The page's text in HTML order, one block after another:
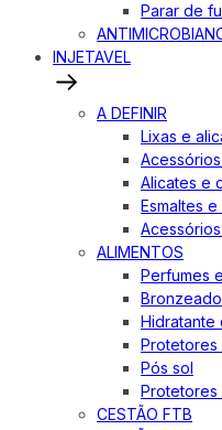
Parar de
INJETAVEL
A DEFINIR
Lixas e
Alicates e
Esmaltes
ALIMENTOS
Perfumes
Hidratante
Pós sol
CESTÃO FTB